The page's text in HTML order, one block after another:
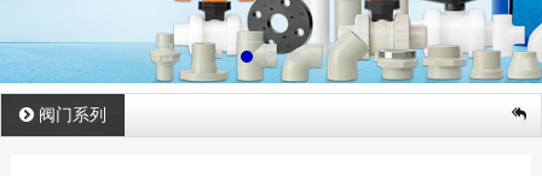
阀门系列